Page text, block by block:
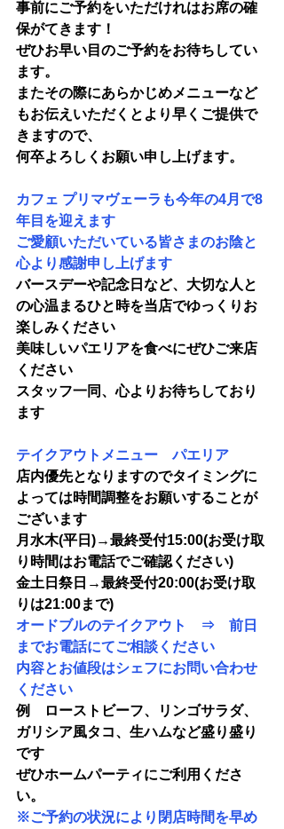
事前にご予約をいただけれはお席の確
保がてきます！
ぜひお早い目のご予約をお待ちしてい
ます。
またその際にあらかじめメニューなど
もお伝えいただくとより早くご提供で
きますので、
何卒よろしくお願い申し上げます。
カフェ プリマヴェーラも今年の4月で8
年目を迎えます
ご愛顧いただいている皆さまのお陰と
心より感謝申し上げます
バースデーや記念日など、大切な人と
の心温まるひと時を当店でゆっくりお
楽しみください
美味しいパエリアを食べにぜひご来店
ください
スタッフ一同、心よりお待ちしており
ます
テイクアウトメニュー　パエリア
店内優先となりますのでタイミングに
よっては時間調整をお願いすることが
ございます
月水木(平日)→最終受付15:00(お受け取
り時間はお電話でご確認ください)
金土日祭日→最終受付20:00(お受け取
りは21:00まで)
オードブルのテイクアウト　⇒　前日
までお電話にてご相談ください
内容とお値段はシェフにお問い合わせ
ください
例　ローストビーフ、リンゴサラダ、
ガリシア風タコ、生ハムなど盛り盛り
です
ぜひホームパーティにご利用くださ
い。
※ご予約の状況により閉店時間を早め